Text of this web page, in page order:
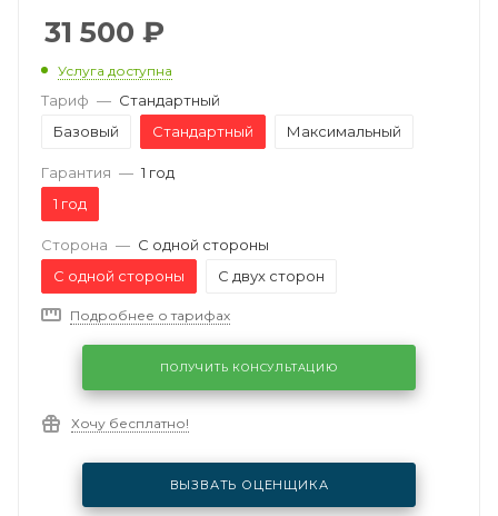
31 500 ₽
Услуга доступна
Тариф — Стандартный
Базовый
Стандартный Максимальный
Гарантия — 1 год
1 год
Сторона — С одной стороны
С одной стороны
С двух сторон
Подробнее о тарифах
ПОЛУЧИТЬ КОНСУЛЬТАЦИЮ
Хочу бесплатно!
ВЫЗВАТЬ ОЦЕНЩИКА